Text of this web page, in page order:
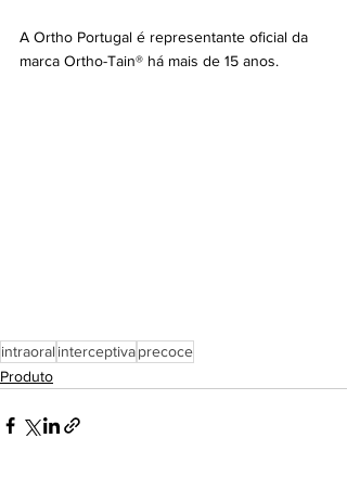
A Ortho Portugal é representante oficial da
marca Ortho-Tain® há mais de 15 anos.
intraoral interceptivaprecoce
Produto